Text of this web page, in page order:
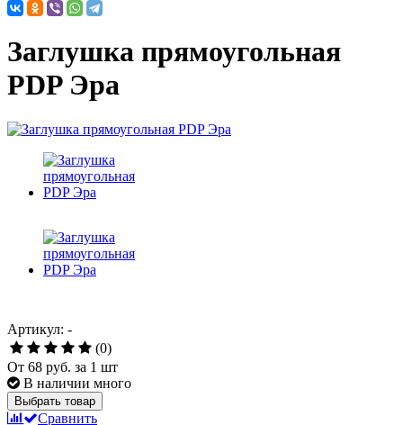
Заглушка прямоугольная
PDP Эра
Артикул: -
(0)
От 68 руб. за 1 шт
В наличии много
Выбрать товар
Сравнить